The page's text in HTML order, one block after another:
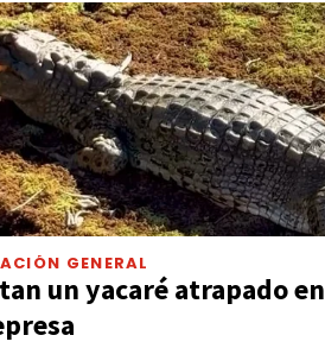
GENERAL
un yacaré atrapado en